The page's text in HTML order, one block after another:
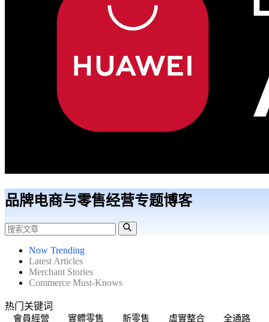
品牌电商与零售经营专题博客
Now Trending
Latest Articles
Merchant Stories
Commerce Must-Knows
热门关键词
會員經營
實體零售 新零售 虛實整合 全通路